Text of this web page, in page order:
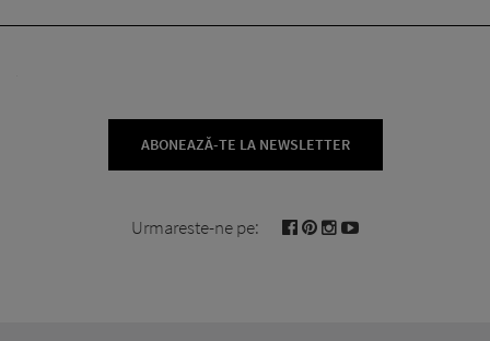
ABONEAZĂ-TE LA NEWSLETTER
Urmareste-ne pe: